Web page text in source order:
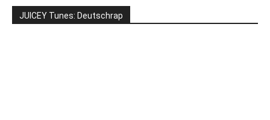
JUICEY Tunes: Deutschrap